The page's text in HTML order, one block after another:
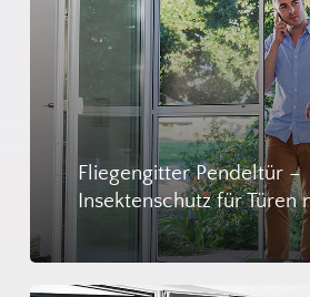
Go To
Fliegengitter Pendeltür –
Insektenschutz für Türen